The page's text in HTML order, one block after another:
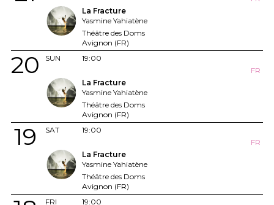
La Fracture
Yasmine Yahiatène
Théâtre des Doms
Avignon (FR)
SUN
20
19:00
FR
La Fracture
Yasmine Yahiatène
Théâtre des Doms
Avignon (FR)
SAT
19
19:00
FR
La Fracture
Yasmine Yahiatène
Théâtre des Doms
Avignon (FR)
FRI
19:00